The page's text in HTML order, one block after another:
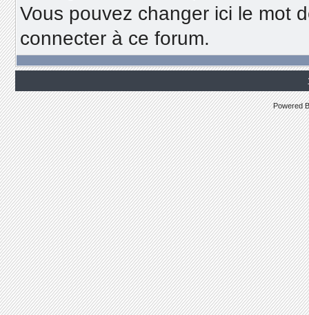
Vous pouvez changer ici le mot
connecter à ce forum.
Powered